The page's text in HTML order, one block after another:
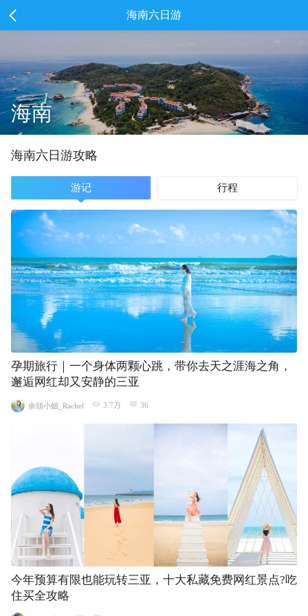
海南六日游
海南
海南六 日游攻略
游记 行程
孕期旅行｜一个身体两颗心跳，带你去天之涯海之角，
邂逅网红却又安静的三亚
余頭小姐_Rachel 3.7万 36
今年预算有限也能玩转三亚，十大私藏免费网红景点?吃
住买全攻略